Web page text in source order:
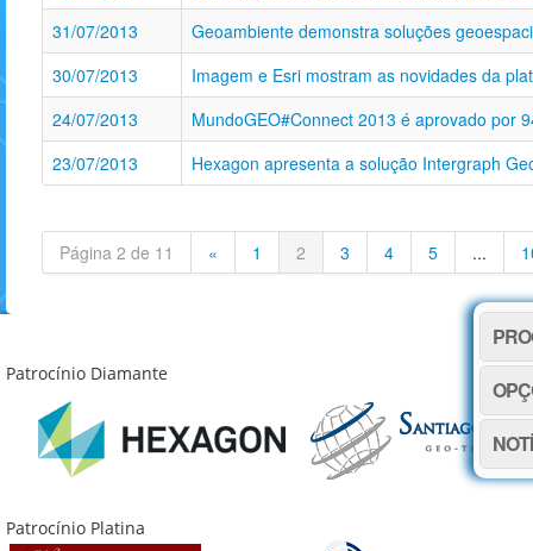
31/07/2013
Geoambiente demonstra soluções
30/07/2013
Imagem e Esri mostram as novidades da
24/07/2013
MundoGEO#Connect 2013 é aprovado por
23/07/2013
Hexagon apresenta a solução Intergraph
Página 2 de 11 « 1 2 3 4 5 ...
Patrocínio Diamante
Patrocínio Platina